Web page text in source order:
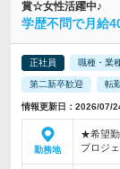
賞☆女性活躍中♪
学歴不問で月給
正社員 職種・業
第二新卒歓迎 転
情報更新日：2026/07/
勤務地
★希望
プロジ